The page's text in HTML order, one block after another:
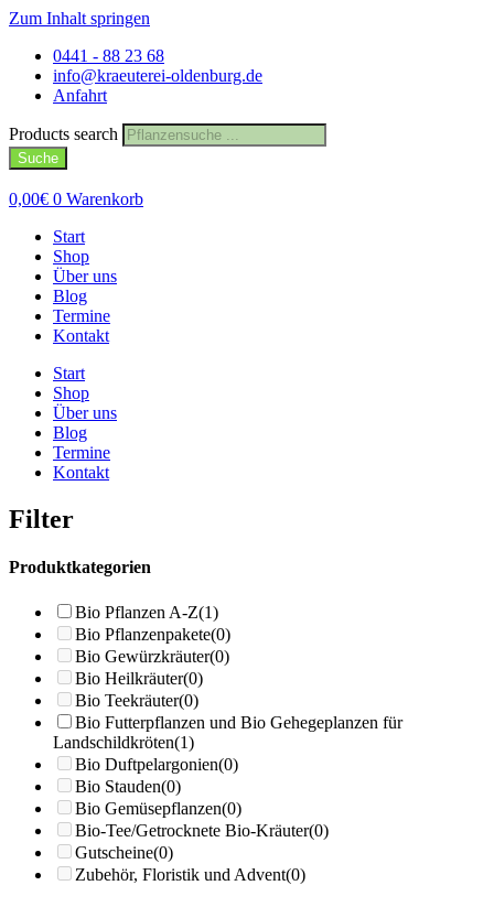
Zum Inhalt springen
0441 - 88 23 68
info@kraeuterei-oldenburg.de
Anfahrt
Products search
Suche
0,00€ 0 Warenkorb
Start
Shop
Über uns
Blog
Termine
Kontakt
Start
Shop
Über uns
Blog
Termine
Kontakt
Filter
Produktkategorien
Bio Pflanzen A-Z(1)
Bio Pflanzenpakete(0)
Bio Gewürzkräuter(0)
Bio Heilkräuter(0)
Bio Teekräuter(0)
Bio Futterpflanzen und Bio Gehegeplanzen für
Landschildkröten(1)
Bio Duftpelargonien(0)
Bio Stauden(0)
Bio Gemüsepflanzen(0)
Bio-Tee/Getrocknete Bio-Kräuter(0)
Gutscheine(0)
Zubehör, Floristik und Advent(0)